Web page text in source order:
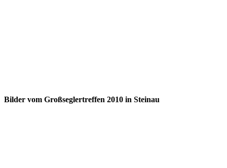
Bilder vom Großseglertreffen 2010 in Steinau